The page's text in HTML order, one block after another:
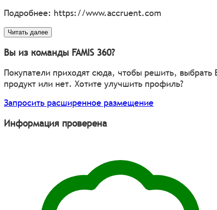
Подробнее: https://www.accruent.com
Читать далее
Вы из команды FAMIS 360?
Покупатели приходят сюда, чтобы решить, выбрать
продукт или нет. Хотите улучшить профиль?
Запросить расширенное размещение
Информация проверена